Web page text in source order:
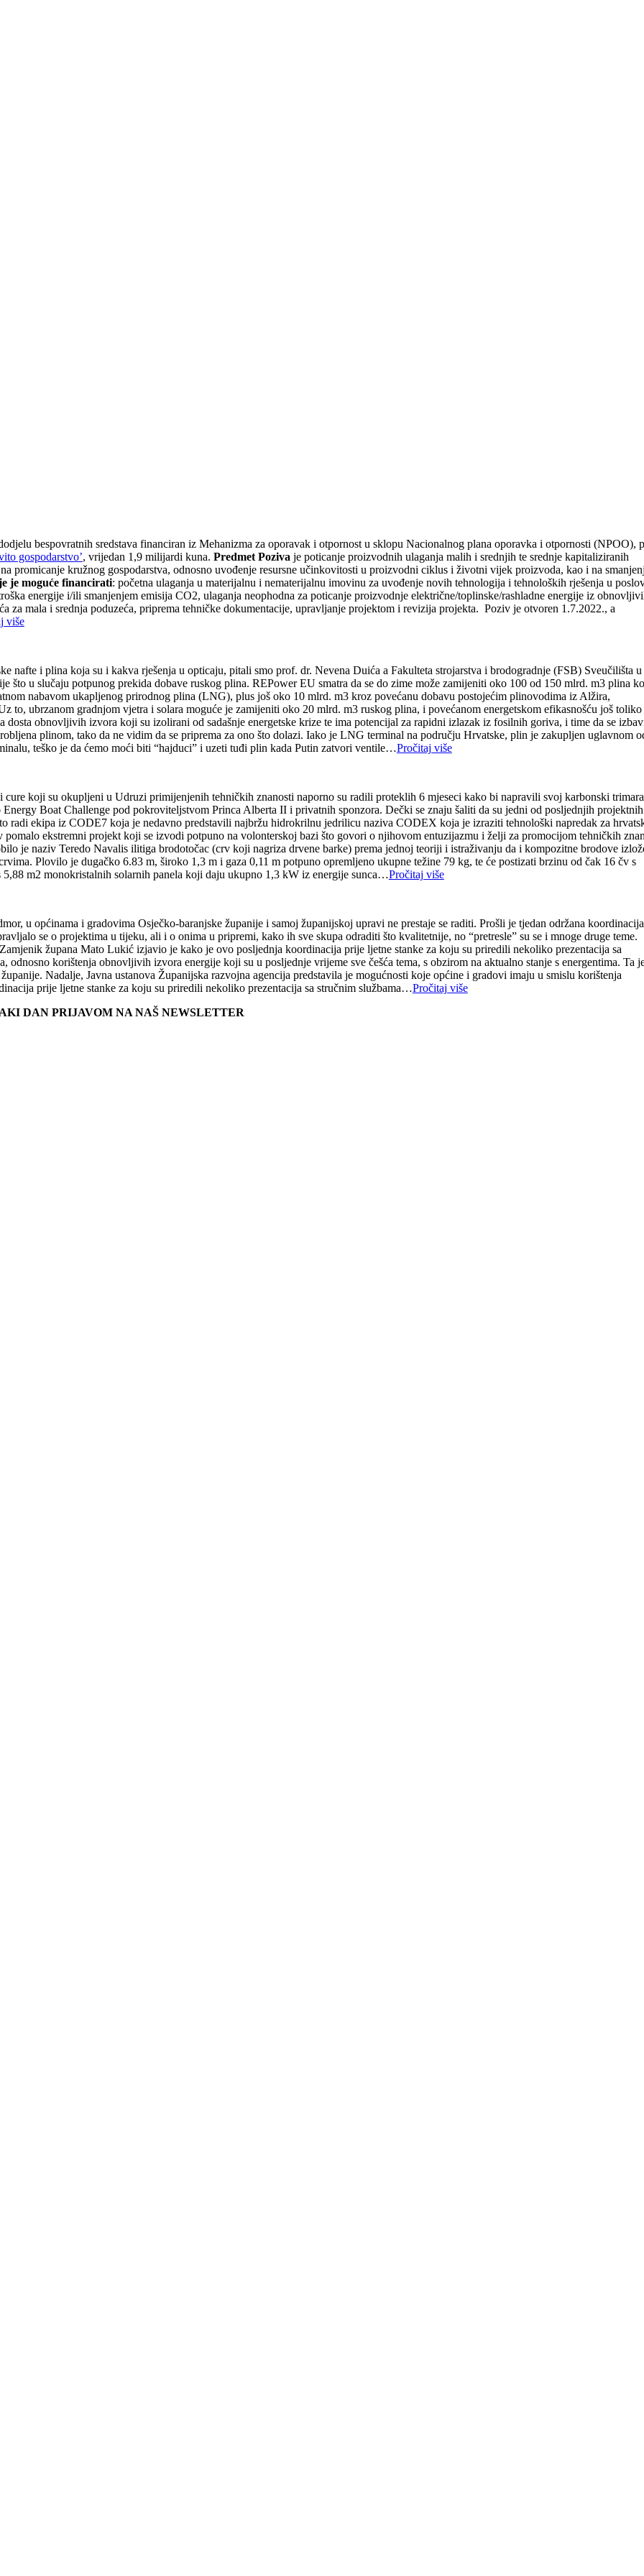
bespovratnih sredstava financiran iz Mehanizma za oporavak i otpornost u sklopu Nacionalnog plana oporavka i otpornosti (NPOO),
gospodarstvo’, vrijedan 1,9 milijardi kuna. Predmet Poziva je poticanje proizvodnih ulaganja malih i srednjih te srednje kapitaliziranih
promicanje kružnog gospodarstva, odnosno uvođenje resursne učinkovitosti u proizvodni ciklus i životni vijek proizvoda, kao i na
je moguće financirati: početna ulaganja u materijalnu i nematerijalnu imovinu za uvođenje novih tehnologija i tehnoloških rješenja u
energije i/ili smanjenjem emisija CO2, ulaganja neophodna za poticanje proizvodnje električne/toplinske/rashladne energije iz
za mala i srednja poduzeća, priprema tehničke dokumentacije, upravljanje projektom i revizija projekta. Poziv je otvoren 1.7.2022., a
više
i plina koja su i kakva rješenja u opticaju, pitali smo prof. dr. Nevena Duića a Fakulteta strojarstva i brodogradnje (FSB) Sveučilišta u
što u slučaju potpunog prekida dobave ruskog plina. REPower EU smatra da se do zime može zamijeniti oko 100 od 150 mlrd. m3 plina
nabavom ukapljenog prirodnog plina (LNG), plus još oko 10 mlrd. m3 kroz povećanu dobavu postojećim plinovodima iz Alžira,
to, ubrzanom gradnjom vjetra i solara moguće je zamijeniti oko 20 mlrd. m3 ruskog plina, i povećanom energetskom efikasnošću još toliko
obnovljivih izvora koji su izolirani od sadašnje energetske krize te ima potencijal za rapidni izlazak iz fosilnih goriva, i time da se
plinom, tako da ne vidim da se priprema za ono što dolazi. Iako je LNG terminal na području Hrvatske, plin je zakupljen uglavnom
teško je da ćemo moći biti “hajduci” i uzeti tuđi plin kada Putin zatvori ventile…Pročitaj više
koji su okupljeni u Udruzi primijenjenih tehničkih znanosti naporno su radili proteklih 6 mjeseci kako bi napravili svoj karbonski
Boat Challenge pod pokroviteljstvom Princa Alberta II i privatnih sponzora. Dečki se znaju šaliti da su jedni od posljednjih projektnih
radi ekipa iz CODE7 koja je nedavno predstavili najbržu hidrokrilnu jedrilicu naziva CODEX koja je izraziti tehnološki napredak za
ekstremni projekt koji se izvodi potpuno na volonterskoj bazi što govori o njihovom entuzijazmu i želji za promocijom tehničkih
je naziv Teredo Navalis ilitiga brodotočac (crv koji nagriza drvene barke) prema jednoj teoriji i istraživanju da i kompozitne brodove
Plovilo je dugačko 6.83 m, široko 1,3 m i gaza 0,11 m potpuno opremljeno ukupne težine 79 kg, te će postizati brzinu od čak 16 čv s
m2 monokristalnih solarnih panela koji daju ukupno 1,3 kW iz energije sunca…Pročitaj više
u općinama i gradovima Osječko-baranjske županije i samoj županijskoj upravi ne prestaje se raditi. Prošli je tjedan održana koordinacija
se o projektima u tijeku, ali i o onima u pripremi, kako ih sve skupa odraditi što kvalitetnije, no “pretresle” su se i mnoge druge teme.
župana Mato Lukić izjavio je kako je ovo posljednja koordinacija prije ljetne stanke za koju su priredili nekoliko prezentacija sa
korištenja obnovljivih izvora energije koji su u posljednje vrijeme sve češća tema, s obzirom na aktualno stanje s energentima. Ta
Nadalje, Javna ustanova Županijska razvojna agencija predstavila je mogućnosti koje općine i gradovi imaju u smislu korištenja
prije ljetne stanke za koju su priredili nekoliko prezentacija sa stručnim službama…Pročitaj više
DAN PRIJAVOM NA NAŠ NEWSLETTER